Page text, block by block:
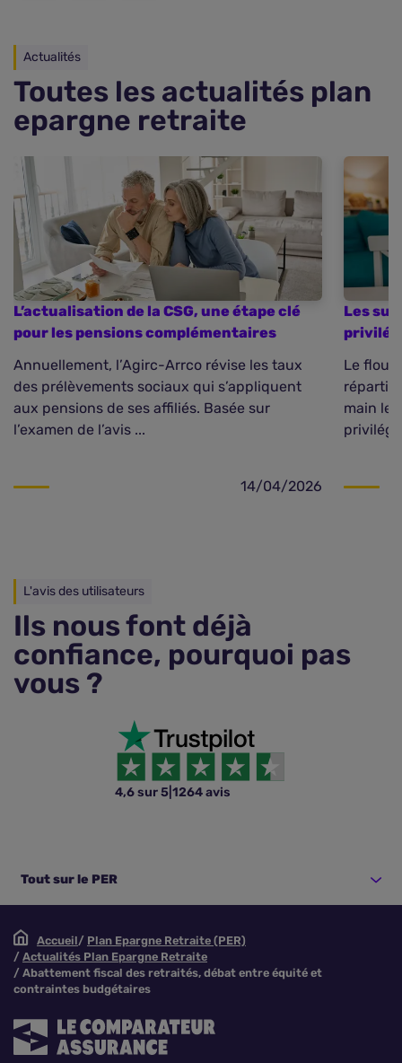
Actualités
Toutes les actualités plan
epargne retraite
L’actualisation de la CSG, une étape clé
pour les pensions complémentaires
Annuellement, l’Agirc-Arrco révise les taux
des prélèvements sociaux qui s’appliquent
aux pensions de ses affiliés. Basée sur
l’examen de l’avis ...
14/04/2026
Les
Le flou
main
L'avis des utilisateurs
Ils nous font déjà
confiance, pourquoi pas
vous ?
4,6 sur 5 1264 avis
Tout sur le PER
Accueil
Plan Epargne Retraite (PER)
Actualités Plan Epargne Retraite
Abattement fiscal des retraités, débat entre équité et
contraintes budgétaires